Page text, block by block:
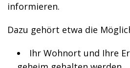
informieren.
Dazu gehört etwa die
Ihr Wohnort und Ihre